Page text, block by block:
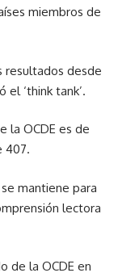
miembros de
resultados desde
el ‘think tank’.
la OCDE es de
407.
mantiene para
lectora
de la OCDE en